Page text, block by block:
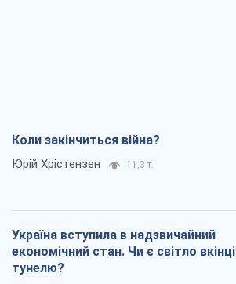
Коли закінчиться війна?
Юрій Хрістензен 11,3 т.
Україна вступила в надзвичайний
економічний стан. Чи є світло вкінці
тунелю?